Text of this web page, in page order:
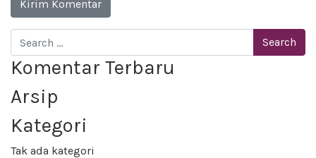
Search
Komentar Terbaru
Arsip
Kategori
Tak ada kategori